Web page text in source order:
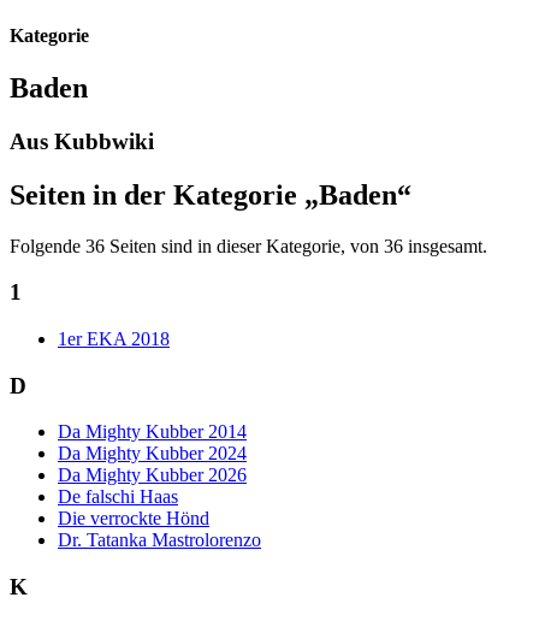
Kategorie
Baden
Aus Kubbwiki
Seiten in der Kategorie „Baden“
Folgende 36 Seiten sind in dieser Kategorie, von 36 insgesamt.
1
1er EKA 2018
D
Da Mighty Kubber 2014
Da Mighty Kubber 2024
Da Mighty Kubber 2026
De falschi Haas
Die verrockte Hönd
Dr. Tatanka Mastrolorenzo
K